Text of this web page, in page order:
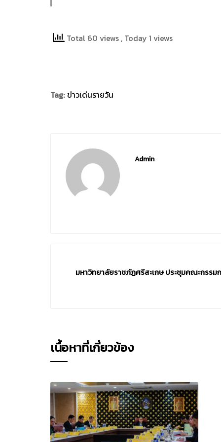
Total 60 views , Today 1 views
Tag: ข่าวเด่นรายวัน
Admin
มหาวิทยาลัยราชภัฏศรีสะเกษ ประชุมคณะกรรม
เนื้อหาที่เกี่ยวข้อง